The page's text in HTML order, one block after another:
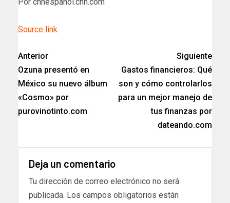
Source link
Anterior
Ozuna presentó en
México su nuevo álbum
«Cosmo» por
purovinotinto.com
Siguiente
Gastos financieros: Qué
son y cómo controlarlos
para un mejor manejo de
tus finanzas por
dateando.com
Deja un comentario
Tu dirección de correo electrónico no será
publicada. Los campos obligatorios están